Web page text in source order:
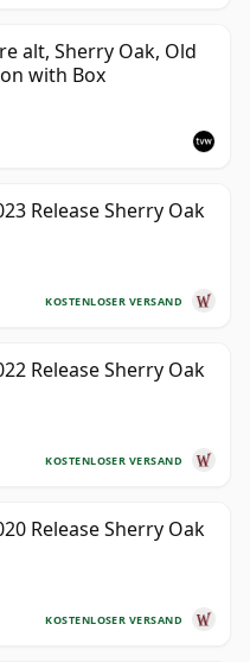
alt, Sherry Oak, Old
with Box
Release Sherry Oak
KOSTENLOSER VERSAND
Release Sherry Oak
KOSTENLOSER VERSAND
Release Sherry Oak
KOSTENLOSER VERSAND